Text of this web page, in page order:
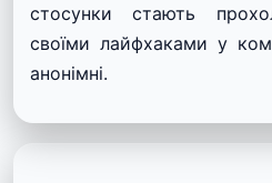
стосунки стають
своїми лайфхаками у
анонімні.